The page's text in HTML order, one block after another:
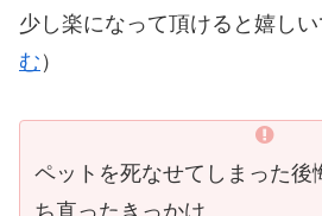
少し楽になって頂けると嬉しい
む ）
ペットを死なせてしまった後
ち直ったきっかけ